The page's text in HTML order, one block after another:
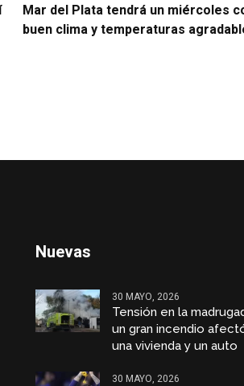
Mar del Plata tendrá un miércoles
buen clima y temperaturas
Nuevas
30 MAYO, 2026
Tensión en la
un gran incendio
una vivienda y un auto
30 MAYO, 2026